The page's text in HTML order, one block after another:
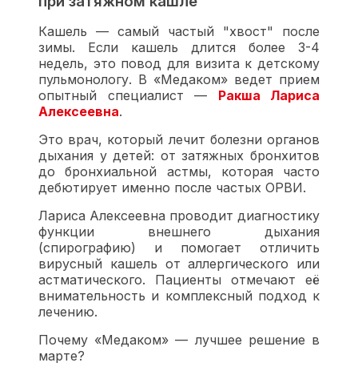
Кашель — самый частый "хвост" после
зимы. Если кашель длится более 3-4
недель, это повод для визита к детскому
пульмонологу. В «Медаком» ведет прием
опытный специалист — Ракша Лариса
Алексеевна.
Это врач, который лечит болезни органов
дыхания у детей: от затяжных бронхитов
до бронхиальной астмы, которая часто
дебютирует именно после частых ОРВИ.
Лариса Алексеевна проводит диагностику
функции внешнего дыхания
(спирографию) и помогает отличить
вирусный кашель от аллергического или
астматического. Пациенты отмечают её
внимательность и комплексный подход к
лечению.
Почему «Медаком» — лучшее решение в
марте?